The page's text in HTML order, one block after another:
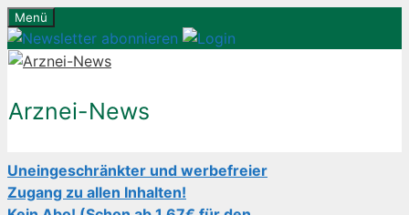
Zum
Inhalt
springen
Menü
Arznei-News
Uneingeschränkter und werbefreier
Zugang zu allen Inhalten!